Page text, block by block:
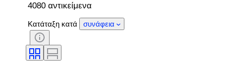
4080 αντικείμενα
Κατάταξη κατά συνάφεια